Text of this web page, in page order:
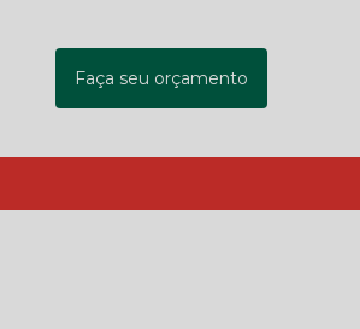
Faça seu orçamento